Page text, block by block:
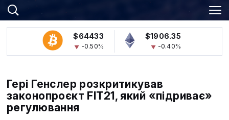
$64433
-0.50%
$1906.35
-0.40%
Гері Генслер розкритикував
законопроєкт FIT21, який «підриває»
регулювання